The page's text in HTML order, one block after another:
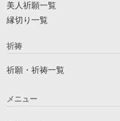
美人祈願一覧
縁切り一覧
祈祷
祈願・祈祷一覧
メニュー